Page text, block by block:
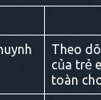
Theo
của trẻ
toàn